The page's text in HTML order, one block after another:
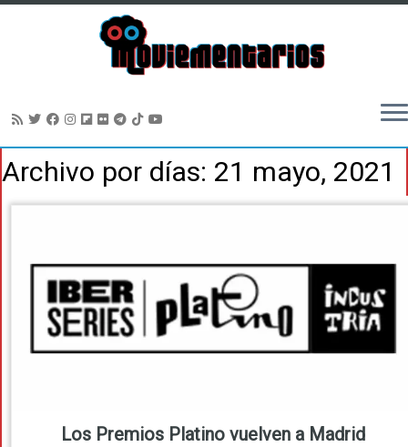
al
Archivo por días: 21 mayo, 2021
Los Premios Platino vuelven a Madrid